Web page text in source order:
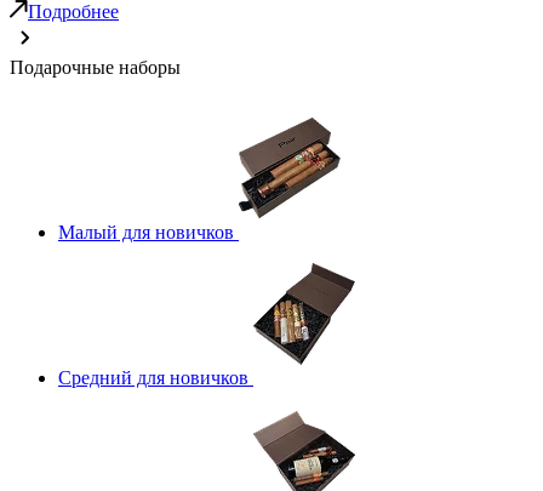
Подробнее
Подарочные наборы
Малый для новичков
Средний для новичков